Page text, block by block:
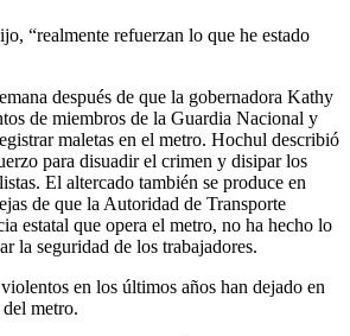
“realmente refuerzan lo que he estado
después de que la gobernadora Kathy
de miembros de la Guardia Nacional y
maletas en el metro. Hochul describió
para disuadir el crimen y disipar los
El altercado también se produce en
de que la Autoridad de Transporte
estatal que opera el metro, no ha hecho lo
la seguridad de los trabajadores.
en los últimos años han dejado en
metro.